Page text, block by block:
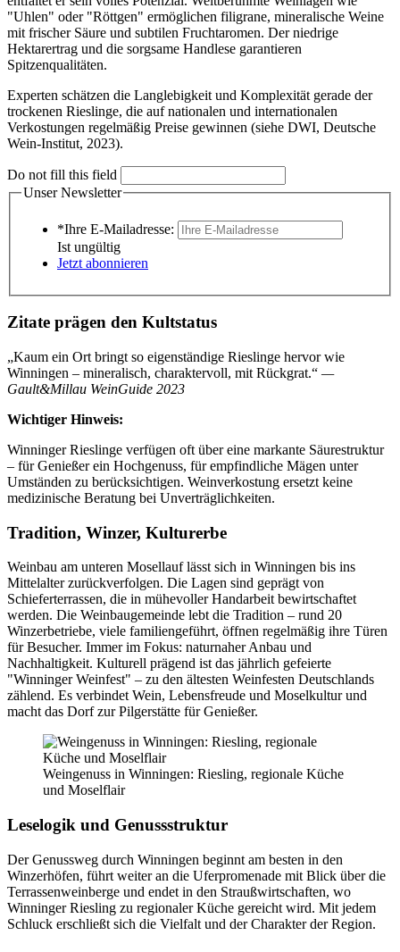
"Uhlen" oder "Röttgen" ermöglichen filigrane, mineralische Weine
mit frischer Säure und subtilen Fruchtaromen. Der niedrige
Hektarertrag und die sorgsame Handlese garantieren
Spitzenqualitäten.
Experten schätzen die Langlebigkeit und Komplexität gerade der
trockenen Rieslinge, die auf nationalen und internationalen
Verkostungen regelmäßig Preise gewinnen (siehe DWI, Deutsche
Wein-Institut, 2023).
Do not fill this field
Unser Newsletter
*Ihre E-Mailadresse:
Ist ungültig
Jetzt abonnieren
Zitate prägen den Kultstatus
„Kaum ein Ort bringt so eigenständige Rieslinge hervor wie
Winningen – mineralisch, charaktervoll, mit Rückgrat.“ —
Gault&Millau WeinGuide 2023
Wichtiger Hinweis:
Winninger Rieslinge verfügen oft über eine markante Säurestruktur
– für Genießer ein Hochgenuss, für empfindliche Mägen unter
Umständen zu berücksichtigen. Weinverkostung ersetzt keine
medizinische Beratung bei Unverträglichkeiten.
Tradition, Winzer, Kulturerbe
Weinbau am unteren Mosellauf lässt sich in Winningen bis ins
Mittelalter zurückverfolgen. Die Lagen sind geprägt von
Schieferterrassen, die in mühevoller Handarbeit bewirtschaftet
werden. Die Weinbaugemeinde lebt die Tradition – rund 20
Winzerbetriebe, viele familiengeführt, öffnen regelmäßig ihre Türen
für Besucher. Immer im Fokus: naturnaher Anbau und
Nachhaltigkeit. Kulturell prägend ist das jährlich gefeierte
"Winninger Weinfest" – zu den ältesten Weinfesten Deutschlands
zählend. Es verbindet Wein, Lebensfreude und Moselkultur und
macht das Dorf zur Pilgerstätte für Genießer.
Weingenuss in Winningen: Riesling, regionale Küche
und Moselflair
Leselogik und Genussstruktur
Der Genussweg durch Winningen beginnt am besten in den
Winzerhöfen, führt weiter an die Uferpromenade mit Blick über die
Terrassenweinberge und endet in den Straußwirtschaften, wo
Winninger Riesling zu regionaler Küche gereicht wird. Mit jedem
Schluck erschließt sich die Vielfalt und der Charakter der Region.